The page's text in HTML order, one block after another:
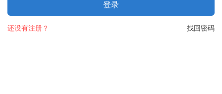
登录
找回密码
还没有注册？